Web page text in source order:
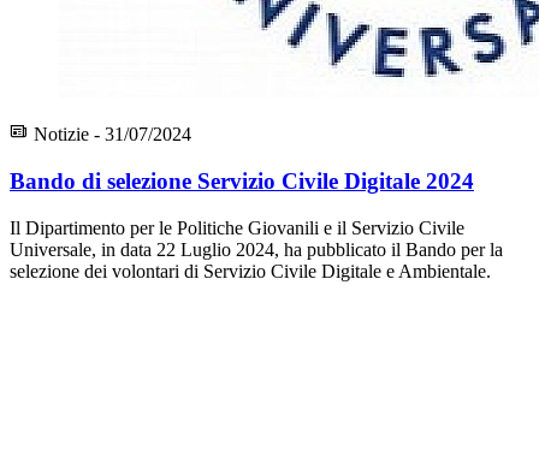
Notizie - 31/07/2024
Bando di selezione Servizio Civile Digitale 2024
Il Dipartimento per le Politiche Giovanili e il Servizio Civile
Universale, in data 22 Luglio 2024, ha pubblicato il Bando per la
selezione dei volontari di Servizio Civile Digitale e Ambientale.